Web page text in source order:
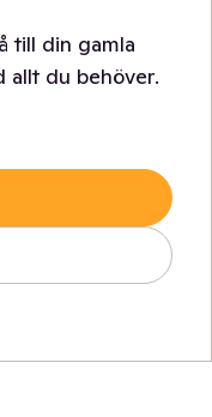
till din gamla
allt du behöver.